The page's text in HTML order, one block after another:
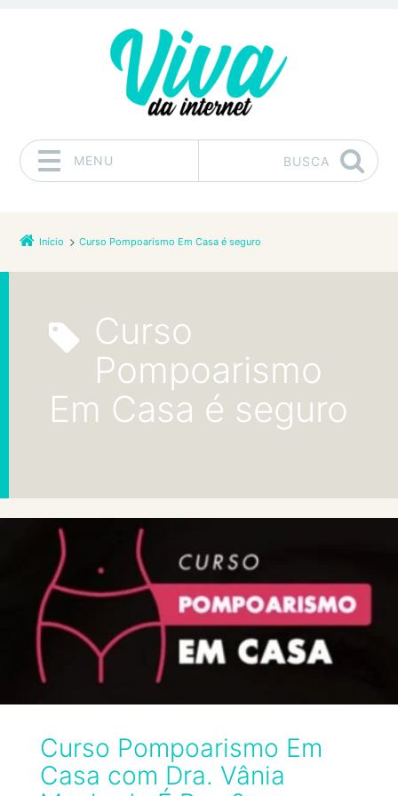
MENU BUSCA
Início Curso Pompoarismo Em Casa é seguro
Curso
Pompoarismo
Em Casa é seguro
Curso Pompoarismo Em
Casa com Dra. Vânia